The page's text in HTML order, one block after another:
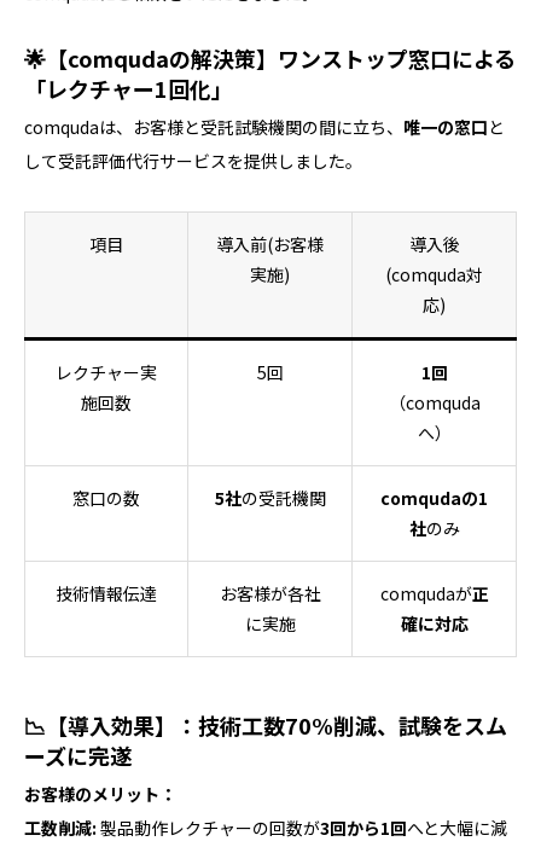
🌟【comqudaの解決策】ワンストップ窓口による
「レクチャー1回化」
comqudaは、お客様と受託試験機関の間に立ち、 唯一の窓口と
して受託評価代行サービスを提供しました。
項目
導入前(お客様
実施)
導入後
(comquda対
応)
レクチャー実
施回数
5回
1回
（comquda
へ）
窓口の数 5社の受託機関
comqudaの1
社のみ
技術情報伝達
お客様が各社
に実施
comqudaが正
確に対応
📉【導入効果】：技術工数70%削減、試験をスム
ーズに完遂
お客様のメリット：
工数削減: 製品動作レクチャーの回数が3回から1回へと大幅に減